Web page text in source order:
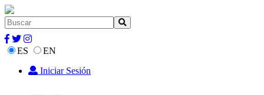
ES
EN
Iniciar Sesión